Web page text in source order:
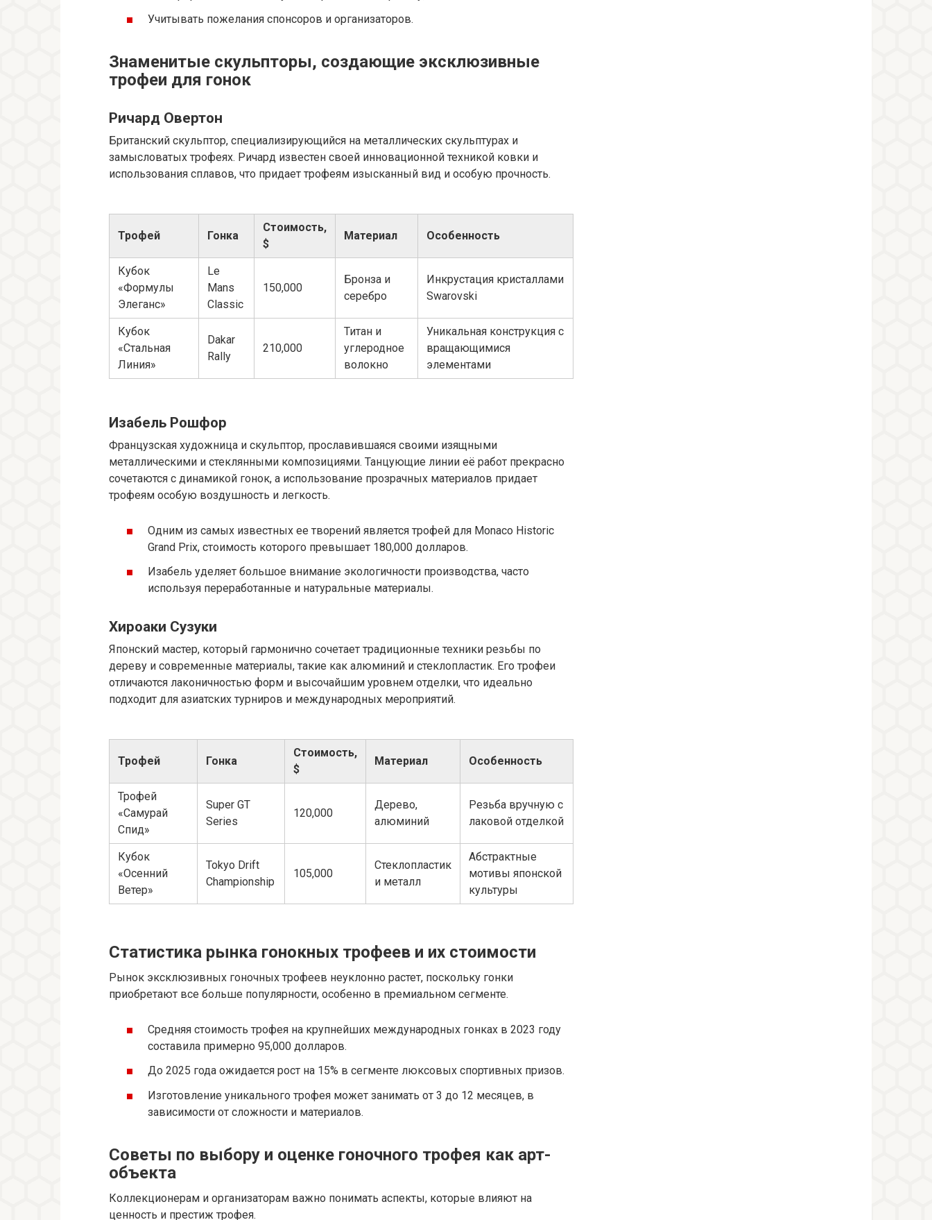
Учитывать пожелания спонсоров и организаторов.
Знаменитые скульпторы, создающие эксклюзивные
трофеи для гонок
Ричард Овертон
Британский скульптор, специализирующийся на металлических скульптурах и
замысловатых трофеях. Ричард известен своей инновационной техникой ковки и
использования сплавов, что придает трофеям изысканный вид и особую прочность.
Трофей Гонка
Стоимость,
$
Материал Особенность
Кубок
«Формулы
Элеганс»
Le
Mans
Classic
150,000
Бронза и
серебро
Инкрустация кристаллами
Swarovski
Кубок
«Стальная
Линия»
Dakar
Rally
210,000
Титан и
углеродное
волокно
Уникальная конструкция с
вращающимися
элементами
Изабель Рошфор
Французская художница и скульптор, прославившаяся своими изящными
металлическими и стеклянными композициями. Танцующие линии её работ прекрасно
сочетаются с динамикой гонок, а использование прозрачных материалов придает
трофеям особую воздушность и легкость.
Одним из самых известных ее творений является трофей для Monaco Historic
Grand Prix, стоимость которого превышает 180,000 долларов.
Изабель уделяет большое внимание экологичности производства, часто
используя переработанные и натуральные материалы.
Хироаки Сузуки
Японский мастер, который гармонично сочетает традиционные техники резьбы по
дереву и современные материалы, такие как алюминий и стеклопластик. Его трофеи
отличаются лаконичностью форм и высочайшим уровнем отделки, что идеально
подходит для азиатских турниров и международных мероприятий.
Трофей Гонка
Стоимость,
$
Материал Особенность
Трофей
«Самурай
Спид»
Super GT
Series
120,000
Дерево,
алюминий
Резьба вручную с
лаковой отделкой
Кубок
«Осенний
Ветер»
Tokyo Drift
Championship
105,000
Стеклопластик
и металл
Абстрактные
мотивы японской
культуры
Статистика рынка гонокных трофеев и их стоимости
Рынок эксклюзивных гоночных трофеев неуклонно растет, поскольку гонки
приобретают все больше популярности, особенно в премиальном сегменте.
Средняя стоимость трофея на крупнейших международных гонках в 2023 году
составила примерно 95,000 долларов.
До 2025 года ожидается рост на 15% в сегменте люксовых спортивных призов.
Изготовление уникального трофея может занимать от 3 до 12 месяцев, в
зависимости от сложности и материалов.
Советы по выбору и оценке гоночного трофея как арт-
объекта
Коллекционерам и организаторам важно понимать аспекты, которые влияют на
ценность и престиж трофея.